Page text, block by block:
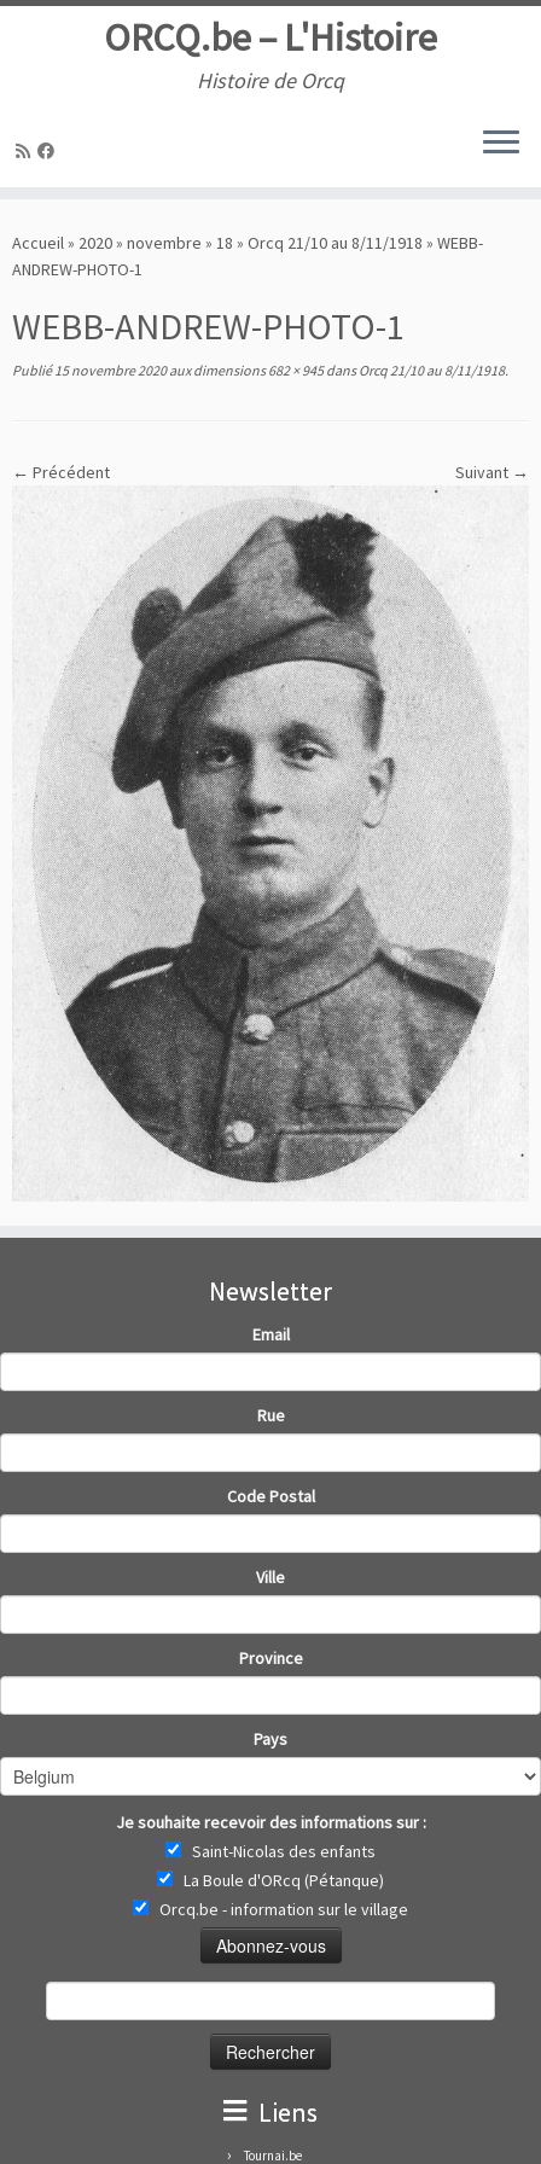
au
contenu
ORCQ.be – L'Histoire
Histoire de Orcq
Accueil» 2020» novembre » 18 » Orcq 21/10 au 8/11/1918 » WEBB-
ANDREW-PHOTO-1
WEBB-ANDREW-PHOTO-1
Publié 15 novembre 2020aux dimensions682 × 945dansOrcq 21/10 au 8/11/1918.
← Précédent Suivant →
Newsletter
Email
Rue
Code Postal
Ville
Province
Pays
Je souhaite recevoir des informations sur :
Saint-Nicolas des enfants
La Boule d'ORcq (Pétanque)
Orcq.be - information sur le village
Liens
Tournai.be